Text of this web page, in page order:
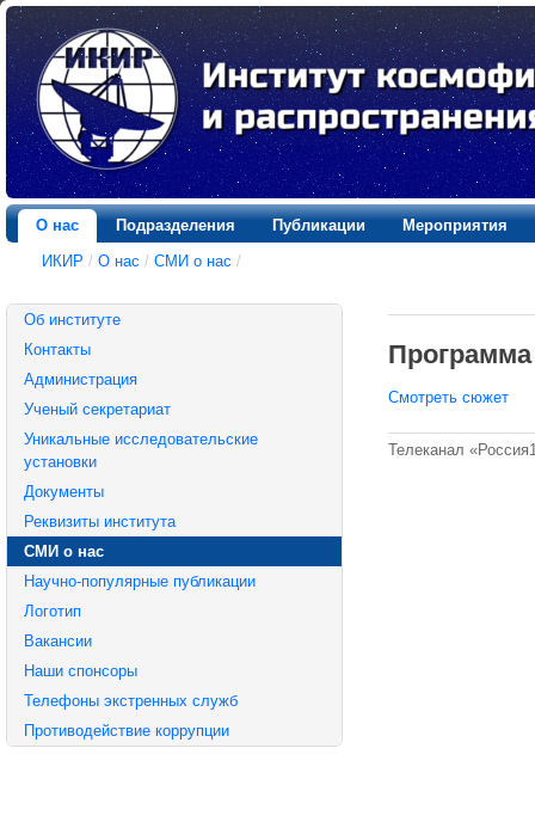
О нас Подразделения Публикации
Мероприятия
ИКИР / О нас / СМИ о нас /
Об институте
Контакты
Администрация
Ученый секретариат
Уникальные исследовательские
установки
Документы
Реквизиты института
СМИ о нас
Научно-популярные публикации
Логотип
Вакансии
Наши спонсоры
Телефоны экстренных служб
Противодействие коррупции
Программа
Смотреть сюжет
Телеканал